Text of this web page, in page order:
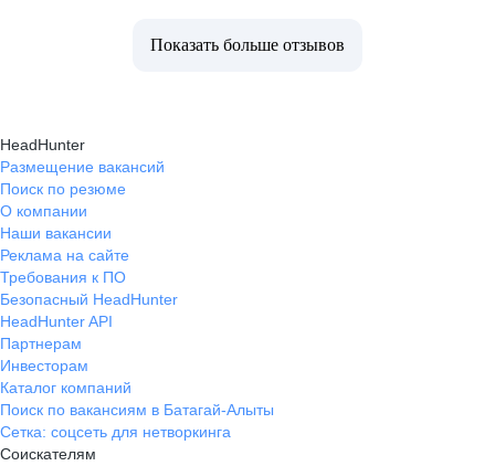
Показать больше отзывов
HeadHunter
Размещение вакансий
Поиск по резюме
О компании
Наши вакансии
Реклама на сайте
Требования к ПО
Безопасный HeadHunter
HeadHunter API
Партнерам
Инвесторам
Каталог компаний
Поиск по вакансиям в Батагай-Алыты
Сетка: соцсеть для нетворкинга
Соискателям